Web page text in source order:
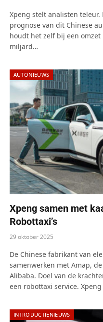
Xpeng stelt analisten
prognose van dit Chinese
houdt het zelf bij een
miljard…
AUTONIEUWS
Xpeng samen met
Robottaxi’s
29 oktober 2025
De Chinese fabrikant van
samenwerken met Amap,
Alibaba. Doel van de
een robottaxi service.
INTRODUCTIENIEUWS